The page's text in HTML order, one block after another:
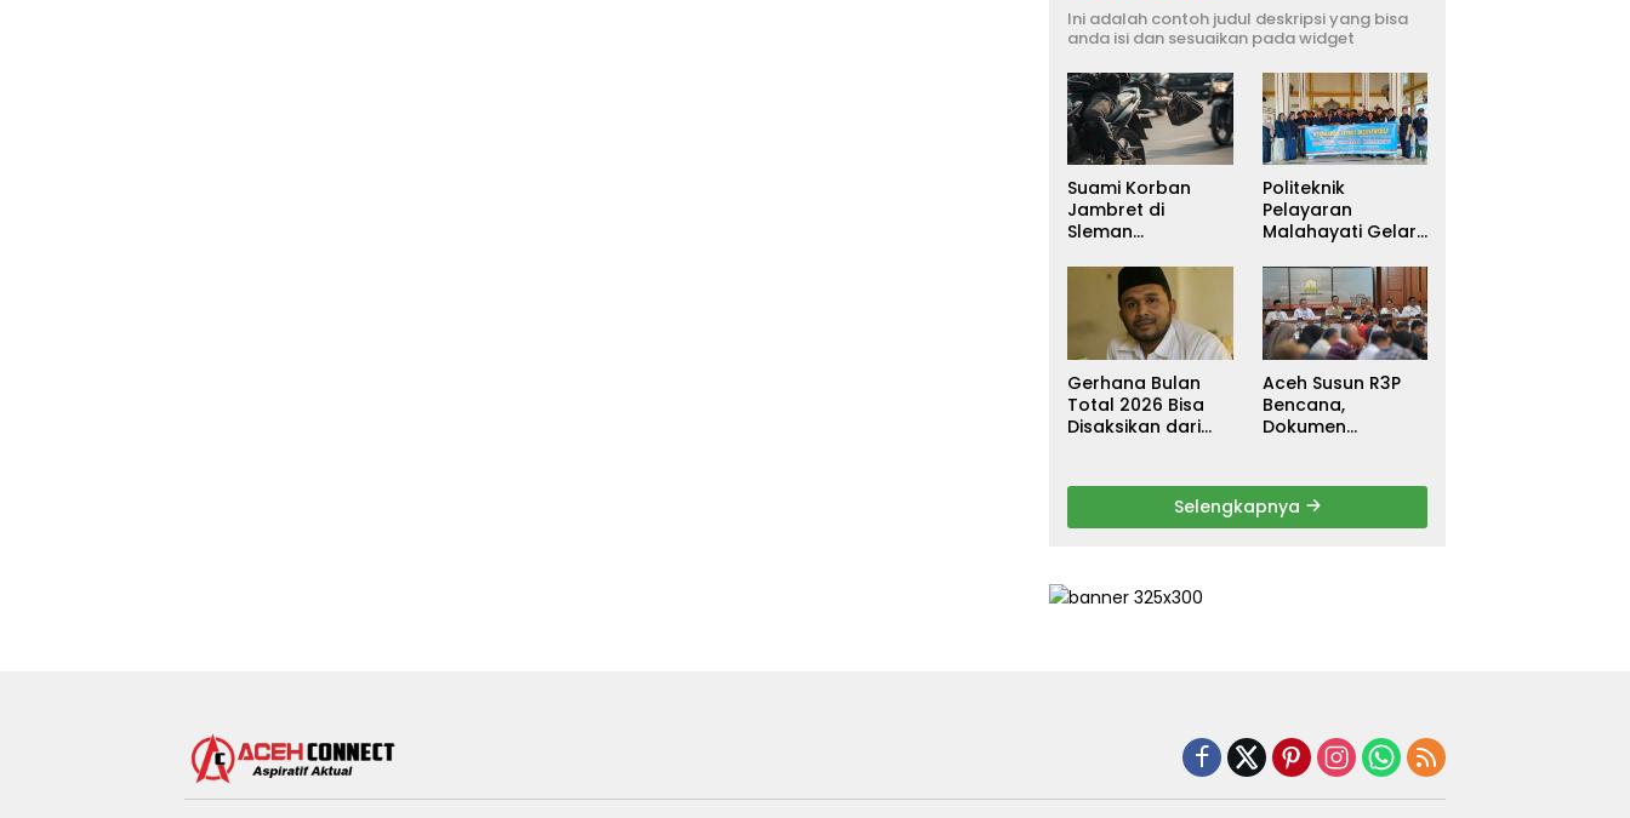
Ini adalah contoh judul deskripsi yang bisa
anda isi dan sesuaikan pada widget
Suami Korban
Jambret di
Sleman
Sebagai
Tersangka, DPR
Turun Tangan
Cari Keadilan
Politeknik
Pelayaran
Malahayati Gelar
untuk Warga
Terdampak Banjir
di Pidie Jaya
Gerhana Bulan
Total 2026 Bisa
Disaksikan dari
Aceh Susun R3P
Bencana,
Dokumen
Ditarget Rampung
Januari 2026
Selengkapnya